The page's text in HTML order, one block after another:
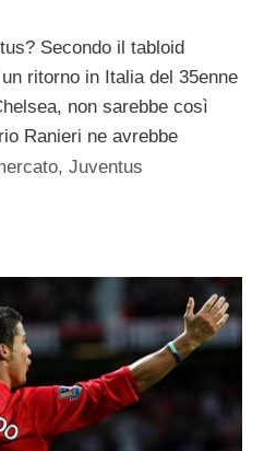
Secondo il tabloid
ritorno in Italia del 35enne
non sarebbe così
Ranieri ne avrebbe
,Juventus